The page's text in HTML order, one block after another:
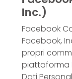
Inc.)
Facebook
Facebook,
propri
piattaforma
Dati